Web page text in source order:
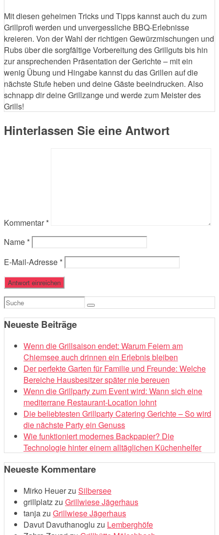
Mit diesen geheimen Tricks und Tipps kannst auch du zum
Grillprofi werden und unvergessliche BBQ-Erlebnisse
kreieren. Von der Wahl der richtigen Gewürzmischungen und
Rubs über die sorgfältige Vorbereitung des Grillguts bis hin
zur ansprechenden Präsentation der Gerichte – mit ein
wenig Übung und Hingabe kannst du das Grillen auf die
nächste Stufe heben und deine Gäste beeindrucken. Also
schnapp dir deine Grillzange und werde zum Meister des
Grills!
Hinterlassen Sie eine Antwort
Kommentar *
Name *
E-Mail-Adresse *
Suchen
Neueste Beiträge
Wenn die Grillsaison endet: Warum Feiern am
Chiemsee auch drinnen ein Erlebnis bleiben
Der perfekte Garten für Familie und Freunde: Welche
Bereiche Hausbesitzer später nie bereuen
Wenn die Grillparty zum Event wird: Wann sich eine
mediterrane Restaurant-Location lohnt
Die beliebtesten Grillparty Catering Gerichte – So wird
die nächste Party ein Genuss
Wie funktioniert modernes Backpapier? Die
Technologie hinter einem alltäglichen Küchenhelfer
Neueste Kommentare
Mirko Heuerzu Silbersee
grillplatzzu Grillwiese Jägerhaus
tanjazu Grillwiese Jägerhaus
Davut Davuthanoglu zu Lemberghöfe